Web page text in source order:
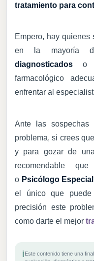
tratamiento para
Empero, hay quienes
en la mayoría
diagnosticados o
farmacológico
enfrentar al
Ante las
problema, si crees
y para gozar de una
recomendable
o Psicólogo
el único que puede
precisión este
como darte el mejor
iEste contenido tiene una